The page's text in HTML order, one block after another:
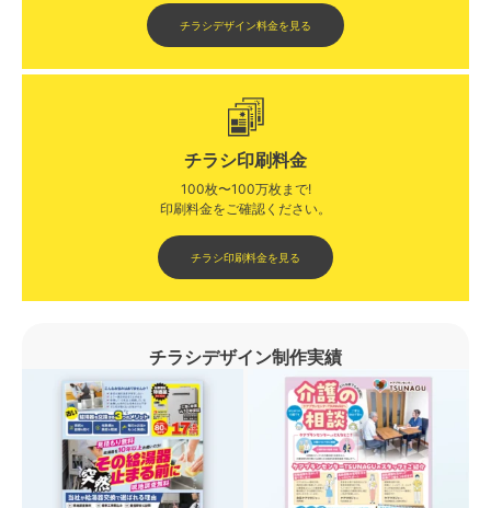
チラシデザイン料金を見る
チラシ印刷料金
100枚〜100万枚まで!
印刷料金をご確認ください。​
チラシ印刷料金を見る
チラシデザイン制作実績